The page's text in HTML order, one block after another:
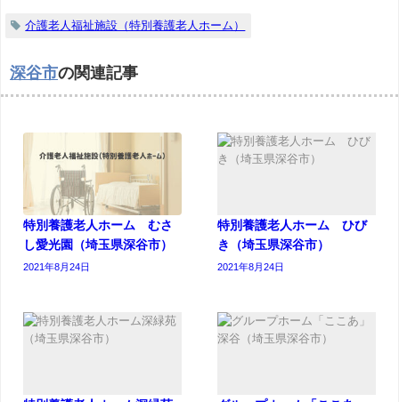
介護老人福祉施設（特別養護老人ホーム）
深谷市の関連記事
特別養護老人ホーム むさ
し愛光園（埼玉県深谷市）
2021年8月24日
特別養護老人ホーム ひび
き（埼玉県深谷市）
2021年8月24日